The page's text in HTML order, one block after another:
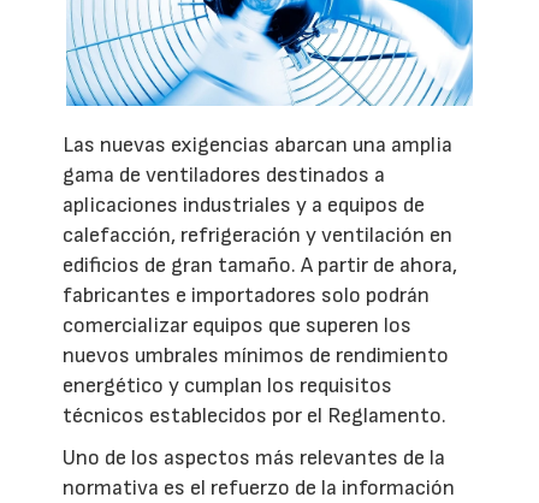
Las nuevas exigencias abarcan una amplia
gama de ventiladores destinados a
aplicaciones industriales y a equipos de
calefacción, refrigeración y ventilación en
edificios de gran tamaño. A partir de ahora,
fabricantes e importadores solo podrán
comercializar equipos que superen los
nuevos umbrales mínimos de rendimiento
energético y cumplan los requisitos
técnicos establecidos por el Reglamento.
Uno de los aspectos más relevantes de la
normativa es el refuerzo de la información